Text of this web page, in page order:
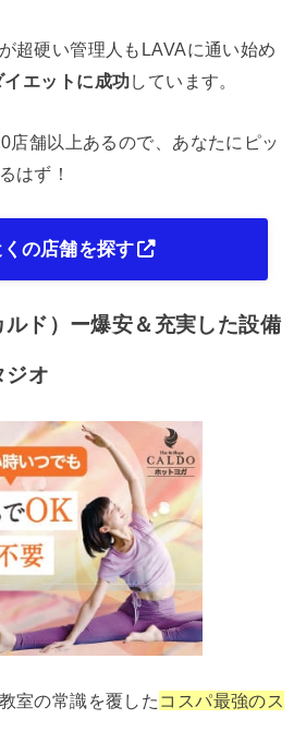
超硬い管理人もLAVAに通い始め
エットに成功しています。
店舗以上あるので、あなたにピッ
はず！
の店舗を探す
ド）ー爆安＆充実した設備
ジオ
室の常識を覆した コスパ最強のス